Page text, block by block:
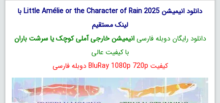
دانلود انیمیشن Little Amélie or the Character of Rain 2025 با
لینک مستقیم
دانلود رایگان دوبله فارسیانیمیشن خارجی آملی کوچک یا سرشت باران
با کیفیت عالی
کیفیت BluRay 1080p 720p دوبله فارسی